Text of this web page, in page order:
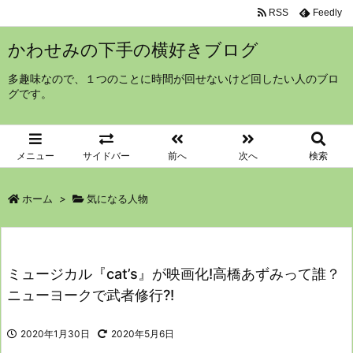
かわせみの下手の横好きブログ
多趣味なので、１つのことに時間が回せないけど回したい人のブロ
グです。
メニュー サイドバー 前へ 次へ 検索
RSS Feedly
ホーム > 気になる人物
ミュージカル『cat’s』が映画化!高橋あずみって誰？
ニューヨークで武者修行?!
2020年1月30日 2020年5月6日